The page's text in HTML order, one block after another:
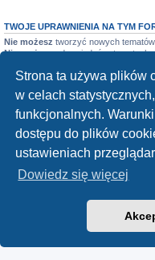
Strona ta używa plików
w celach
funkcjonalnych.
dostępu do plików
ustawieniach
Dowiedz się więcej
TWOJE UPRAWNIENIA NA TYM
Nie możesz tworzyć nowych tematów
Nie możeszodpowiadać w tematach
Nie możesz usuwać swoich postów
Forum Bike Łódź - Forum Rowerowe Łódź - Forum Szosowe - Forum MTB Strona
Linki partnerskie: strony www lodz
Polski pakiet
Zasady ochrony